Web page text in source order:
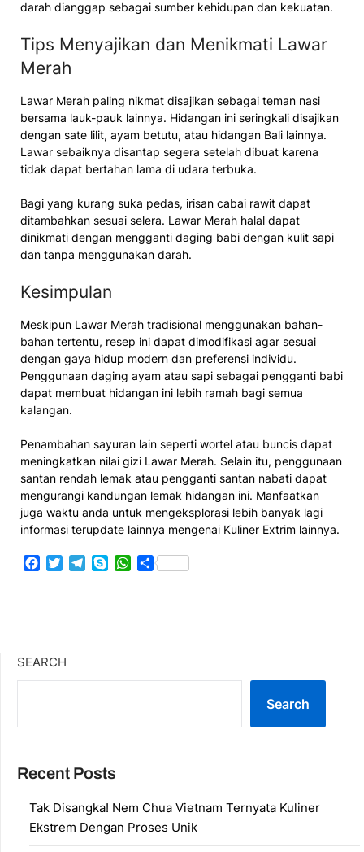
darah dianggap sebagai sumber kehidupan dan kekuatan.
Tips Menyajikan dan Menikmati Lawar
Merah
Lawar Merah paling nikmat disajikan sebagai teman nasi
bersama lauk-pauk lainnya. Hidangan ini seringkali disajikan
dengan sate lilit, ayam betutu, atau hidangan Bali lainnya.
Lawar sebaiknya disantap segera setelah dibuat karena
tidak dapat bertahan lama di udara terbuka.
Bagi yang kurang suka pedas, irisan cabai rawit dapat
ditambahkan sesuai selera. Lawar Merah halal dapat
dinikmati dengan mengganti daging babi dengan kulit sapi
dan tanpa menggunakan darah.
Kesimpulan
Meskipun Lawar Merah tradisional menggunakan bahan-
bahan tertentu, resep ini dapat dimodifikasi agar sesuai
dengan gaya hidup modern dan preferensi individu.
Penggunaan daging ayam atau sapi sebagai pengganti babi
dapat membuat hidangan ini lebih ramah bagi semua
kalangan.
Penambahan sayuran lain seperti wortel atau buncis dapat
meningkatkan nilai gizi Lawar Merah. Selain itu, penggunaan
santan rendah lemak atau pengganti santan nabati dapat
mengurangi kandungan lemak hidangan ini. Manfaatkan
juga waktu anda untuk mengeksplorasi lebih banyak lagi
informasi terupdate lainnya mengenai Kuliner Extrim lainnya.
Facebook
TwitterTelegram
SkypeWhatsApp
Share
SEARCH
Search
Recent Posts
Tak Disangka! Nem Chua Vietnam Ternyata Kuliner
Ekstrem Dengan Proses Unik